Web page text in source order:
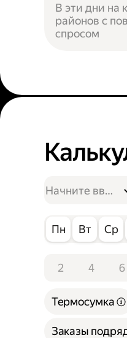
В эти дни на
районов с
спросом
Пн Вт Ср
2 4 6
Термосумка
Заказы